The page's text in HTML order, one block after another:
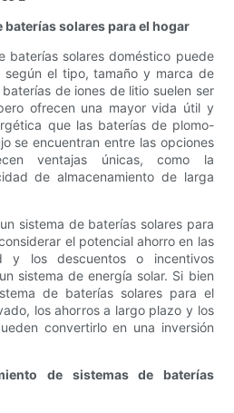
baterías solares para el hogar
baterías solares doméstico puede
según el tipo, tamaño y marca de
de iones de litio suelen ser
ofrecen una mayor vida útil y
que las baterías de plomo-
se encuentran entre las opciones
ventajas únicas, como la
de almacenamiento de larga
sistema de baterías solares para
el potencial ahorro en las
y los descuentos o incentivos
sistema de energía solar. Si bien
de baterías solares para el
los ahorros a largo plazo y los
convertirlo en una inversión
de sistemas de baterías